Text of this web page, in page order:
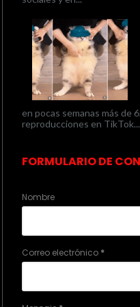
en pocas semanas más de
reproducciones en TikTok...
FORMULARIO DE
Nombre
Correo electrónico *